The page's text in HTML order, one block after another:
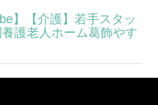
】【介護】若手スタッ
護老人ホーム葛飾やす